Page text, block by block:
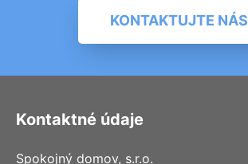
KONTAKTUJTE NÁS
Kontaktné údaje
Spokojný domov, s.r.o.